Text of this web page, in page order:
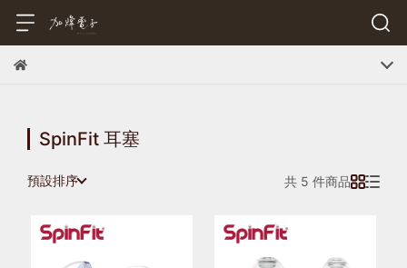
SpinFit 耳塞
預設排序 共 5 件商品